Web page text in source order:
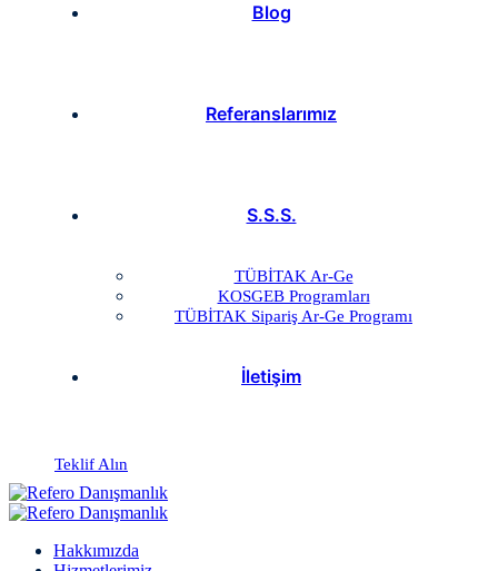
Blog
Referanslarımız
S.S.S.
TÜBİTAK Ar-Ge
KOSGEB Programları
TÜBİTAK Sipariş Ar-Ge Programı
İletişim
Teklif Alın
Hakkımızda